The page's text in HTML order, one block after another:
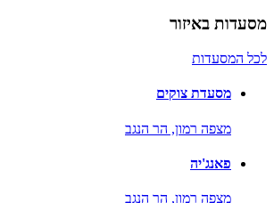
מסעדות באיזור
לכל המסעדות
מסעדת צוקים
מצפה רמון, הר הנגב
פאנג'יה
מצפה רמון, הר הנגב